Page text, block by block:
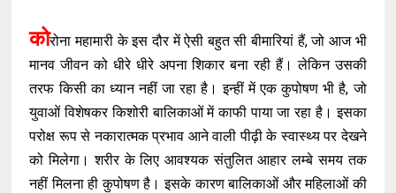
कोरोना महामारी के इस दौर में ऐसी बहुत सी बीमारियां हैं, जो आज भी
मानव जीवन को धीरे धीरे अपना शिकार बना रही हैं। लेकिन उसकी
तरफ किसी का ध्यान नहीं जा रहा है। इन्हीं में एक कुपोषण भी है, जो
युवाओं विशेषकर किशोरी बालिकाओं में काफी पाया जा रहा है। इसका
परोक्ष रूप से नकारात्मक प्रभाव आने वाली पीढ़ी के स्वास्थ्य पर देखने
को मिलेगा। शरीर के लिए आवश्यक संतुलित आहार लम्बे समय तक
नहीं मिलना ही कुपोषण है। इसके कारण बालिकाओं और महिलाओं की